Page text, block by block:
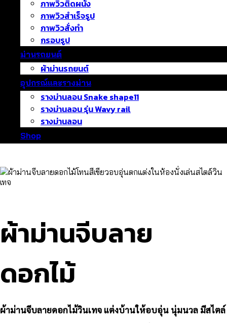
ภาพวิวติดผนัง
ภาพวิวสำเร็จรูป
ภาพวิวสั่งทำ
กรอบรูป
ม่านรถยนต์
ผ้าม่านรถยนต์
อุปกรณ์และรางม่าน
รางม่านลอน Snake shape11
รางม่านลอน รุ่น Wavy rail
รางม่านลอน
Shop
ผ้าม่านจีบลาย
ดอกไม้
ผ้าม่านจีบลายดอกไม้วินเทจ แต่งบ้านให้อบอุ่น นุ่มนวล มีสไตล์